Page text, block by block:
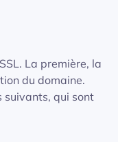
La première, la
du domaine.
suivants, qui sont